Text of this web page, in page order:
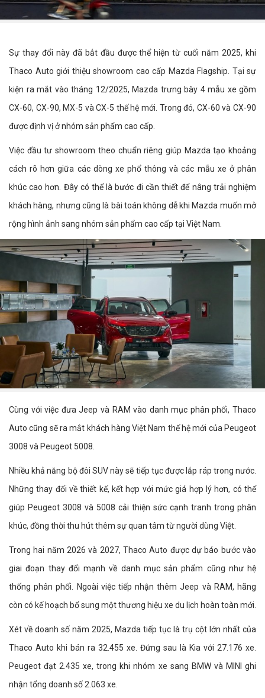
Sự thay đổi này đã bắt đầu được thể hiện từ cuối năm 2025, khi
Thaco Auto giới thiệu showroom cao cấp Mazda Flagship. Tại sự
kiện ra mắt vào tháng 12/2025, Mazda trưng bày 4 mẫu xe gồm
CX-60, CX-90, MX-5 và CX-5 thế hệ mới. Trong đó, CX-60 và CX-90
được định vị ở nhóm sản phẩm cao cấp.
Việc đầu tư showroom theo chuẩn riêng giúp Mazda tạo khoảng
cách rõ hơn giữa các dòng xe phổ thông và các mẫu xe ở phân
khúc cao hơn. Đây có thể là bước đi cần thiết để nâng trải nghiệm
khách hàng, nhưng cũng là bài toán không dễ khi Mazda muốn mở
rộng hình ảnh sang nhóm sản phẩm cao cấp tại Việt Nam.
Cùng với việc đưa Jeep và RAM vào danh mục phân phối, Thaco
Auto cũng sẽ ra mắt khách hàng Việt Nam thế hệ mới của Peugeot
3008 và Peugeot 5008.
Nhiều khả năng bộ đôi SUV này sẽ tiếp tục được lắp ráp trong nước.
Những thay đổi về thiết kế, kết hợp với mức giá hợp lý hơn, có thể
giúp Peugeot 3008 và 5008 cải thiện sức cạnh tranh trong phân
khúc, đồng thời thu hút thêm sự quan tâm từ người dùng Việt.
Trong hai năm 2026 và 2027, Thaco Auto được dự báo bước vào
giai đoạn thay đổi mạnh về danh mục sản phẩm cũng như hệ
thống phân phối. Ngoài việc tiếp nhận thêm Jeep và RAM, hãng
còn có kế hoạch bổ sung một thương hiệu xe du lịch hoàn toàn mới.
Xét về doanh số năm 2025, Mazda tiếp tục là trụ cột lớn nhất của
Thaco Auto khi bán ra 32.455 xe. Đứng sau là Kia với 27.176 xe.
Peugeot đạt 2.435 xe, trong khi nhóm xe sang BMW và MINI ghi
nhận tổng doanh số 2.063 xe.